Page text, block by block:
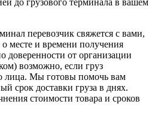
перевозчик свяжется с вами,
месте и времени получения
доверенности от организации
возможно, если груз
лица. Мы готовы помочь вам
срок доставки груза в днях.
стоимости товара и сроков